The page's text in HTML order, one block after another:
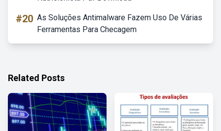
#20 As Soluções Antimalware Fazem Uso De Várias
Ferramentas Para Checagem
Related Posts